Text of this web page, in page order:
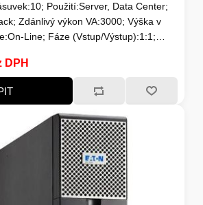
Použití:Server, Data Center;
Zdánlivý výkon VA:3000; Výška v
Line; Fáze (Vstup/Výstup):1:1;
13, IEC 19
DPH